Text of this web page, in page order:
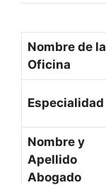
Nombre de la
Oficina
Especialidad
Nombre y
Apellido
Abogado